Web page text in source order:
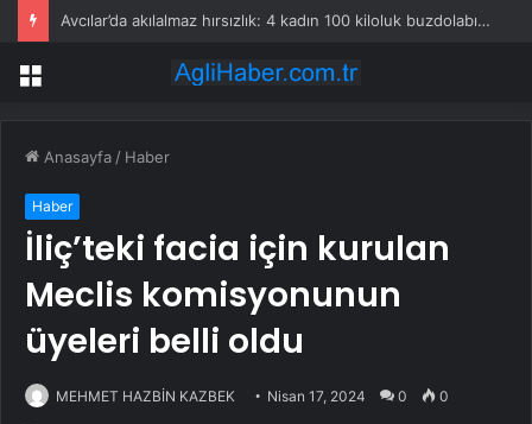
Avcılar’da akılalmaz hırsızlık: 4 kadın 100 kiloluk buzdolabını böyle çaldı
Menü
Anasayfa / Haber
Haber
İliç’teki facia için kurulan
Meclis komisyonunun
üyeleri belli oldu
MEHMET HAZBİN KAZBEK Nisan 17, 2024 0 0